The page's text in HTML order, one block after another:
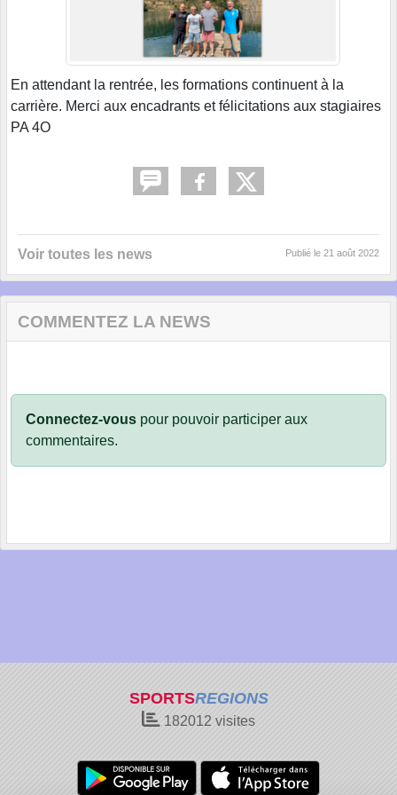
En attendant la rentrée, les formations continuent à la
carrière. Merci aux encadrants et félicitations aux stagiaires
PA 4O
Voir toutes les news Publié le 21 août 2022
COMMENTEZ LA NEWS
Connectez-vous pour pouvoir participer aux
commentaires.
SPORTSREGIONS
182012 visites